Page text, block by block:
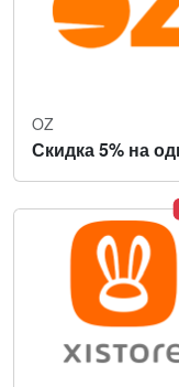
OZ
Скидка 5% на